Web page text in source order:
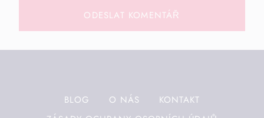
BLOG O NÁS
KONTAKT